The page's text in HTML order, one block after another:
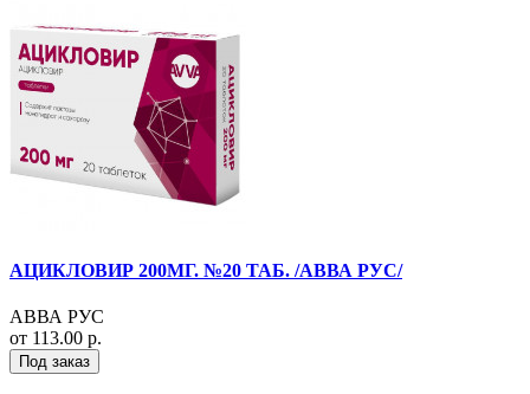
АЦИКЛОВИР 200МГ. №20 ТАБ. /АВВА РУС/
АВВА РУС
от 113.00 р.
Под заказ